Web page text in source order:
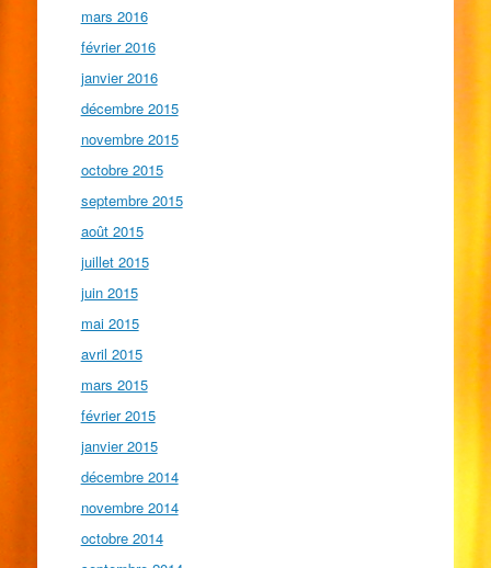
mars 2016
février 2016
janvier 2016
décembre 2015
novembre 2015
octobre 2015
septembre 2015
août 2015
juillet 2015
juin 2015
mai 2015
avril 2015
mars 2015
février 2015
janvier 2015
décembre 2014
novembre 2014
octobre 2014